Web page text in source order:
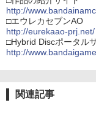
http://
□エウレカセブンAO
http://eurekaao-prj.net/
□Hybrid Discポータル
http://
関連記事